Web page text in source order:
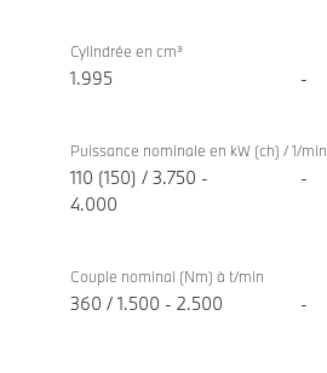
Cylindrée en cm³
1.995 -
Puissance nominale en kW (ch) / 1/min
110 (150) / 3.750 -
4.000
-
Couple nominal (Nm) à t/min
360 / 1.500 - 2.500 -